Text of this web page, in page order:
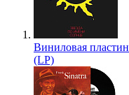
Виниловая
(LP)